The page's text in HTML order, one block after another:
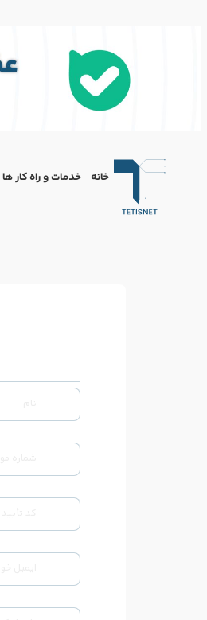
خانه خدمات و راه کار ها